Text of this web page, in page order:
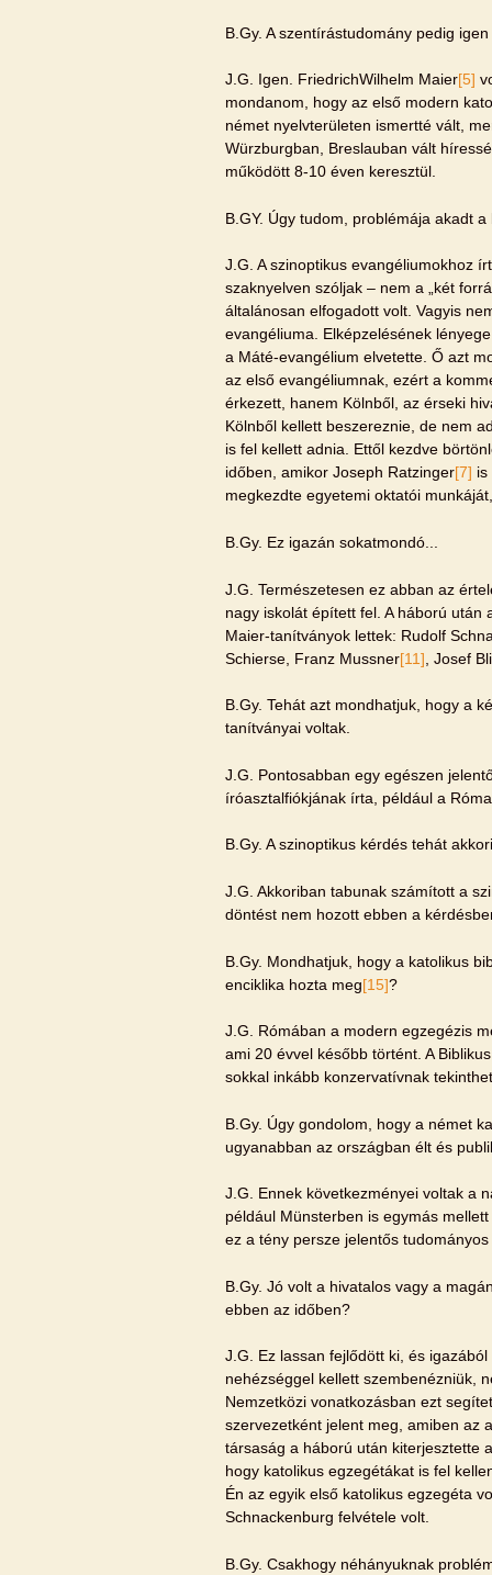
B.Gy. A szentírástudomány pedig
J.G. Igen. FriedrichWilhelm Maier[5]
mondanom, hogy az első modern
német nyelvterületen ismertté vált,
Würzburgban, Breslauban vált
működött 8-10 éven keresztül.
B.GY. Úgy tudom, problémája akadt
J.G. A szinoptikus evangéliumokhoz
szaknyelven szóljak – nem a „két
általánosan elfogadott volt. Vagyis
evangéliuma. Elképzelésének
a Máté-evangélium elvetette. Ő azt
az első evangéliumnak, ezért a
érkezett, hanem Kölnből, az érseki
Kölnből kellett beszereznie, de nem
is fel kellett adnia. Ettől kezdve
időben, amikor Joseph Ratzinger[7] is
megkezdte egyetemi oktatói
B.Gy. Ez igazán sokatmondó...
J.G. Természetesen ez abban az
nagy iskolát épített fel. A háború
Maier-tanítványok lettek: Rudolf
Schierse, Franz Mussner[11] , Josef
B.Gy. Tehát azt mondhatjuk, hogy a
tanítványai voltak.
J.G. Pontosabban egy egészen
íróasztalfiókjának írta, például a
B.Gy. A szinoptikus kérdés tehát
J.G. Akkoriban tabunak számított a
döntést nem hozott ebben a
B.Gy. Mondhatjuk, hogy a katolikus
enciklika hozta meg[15]?
J.G. Rómában a modern egzegézis
ami 20 évvel később történt. A
sokkal inkább konzervatívnak
B.Gy. Úgy gondolom, hogy a német
ugyanabban az országban élt és
J.G. Ennek következményei voltak a
például Münsterben is egymás
ez a tény persze jelentős
B.Gy. Jó volt a hivatalos vagy a
ebben az időben?
J.G. Ez lassan fejlődött ki, és
nehézséggel kellett szembenézniük,
Nemzetközi vonatkozásban ezt
szervezetként jelent meg, amiben az
társaság a háború után kiterjesztette
hogy katolikus egzegétákat is fel
Én az egyik első katolikus egzegéta
Schnackenburg felvétele volt.
B.Gy. Csakhogy néhányuknak